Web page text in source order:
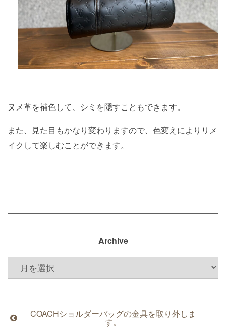
ヌメ革を補色して、シミを隠すこともできます。
また、見た目もかなり変わりますので、色変えによりリメ
イクして楽しむことができます。
Archive
COACHショルダーバッグの金具を取り外しま
す。